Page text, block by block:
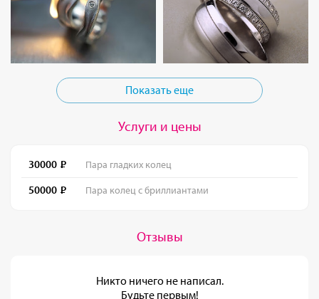
Показать еще
Услуги и цены
30000 Пара гладких колец
50000 Пара колец с бриллиантами
Отзывы
Никто ничего не написал.
Будьте первым!